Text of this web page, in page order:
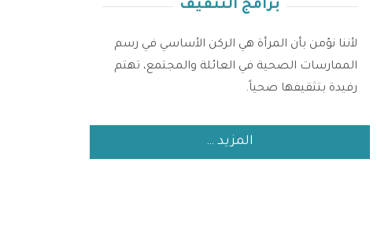
برامج التثقيف
لأننا نؤمن بأن المرأة هي الركن الأساسي في رسم
الممارسات الصحية في العائلة والمجتمع، تهتم
رفيدة بتثقيفها صحياً.
المزيد …